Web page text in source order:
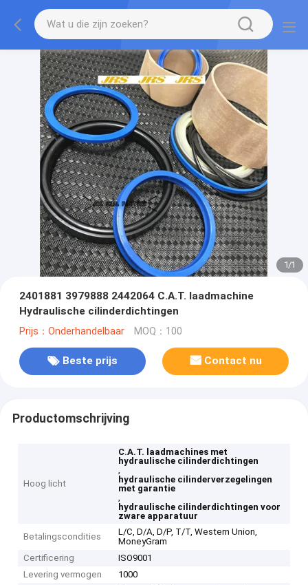
1/1
2401881 3979888 2442064 C.A.T. laadmachine
Hydraulische cilinderdichtingen
Prijs：Onderhandelbaar MOQ：100
Beste prijs Contact nu
Productomschrijving
Hoog licht
C.A.T. laadmachines met
hydraulische cilinderdichtingen
,
hydraulische cilinderverzegelingen
met garantie
,
hydraulische cilinderdichtingen voor
zware apparatuur
Betalingscondities
L/C, D/A, D/P, T/T, Western Union,
MoneyGram
Certificering
ISO9001
Levering vermogen
1000